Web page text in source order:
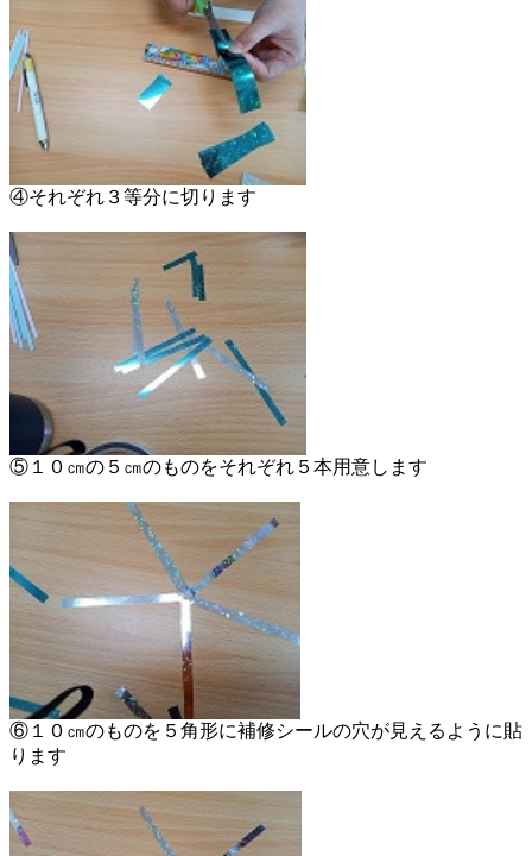
④それぞれ３等分に切ります
⑤１０㎝の５㎝のものをそれぞれ５本用意します
⑥１０㎝のものを５角形に補修シールの穴が見えるように貼
ります